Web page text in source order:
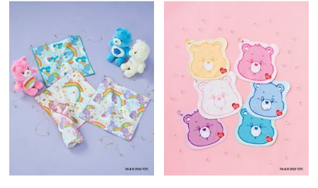
フロータス
FURLA
フルラ
Fuwacool®
フワクール®
Gracy